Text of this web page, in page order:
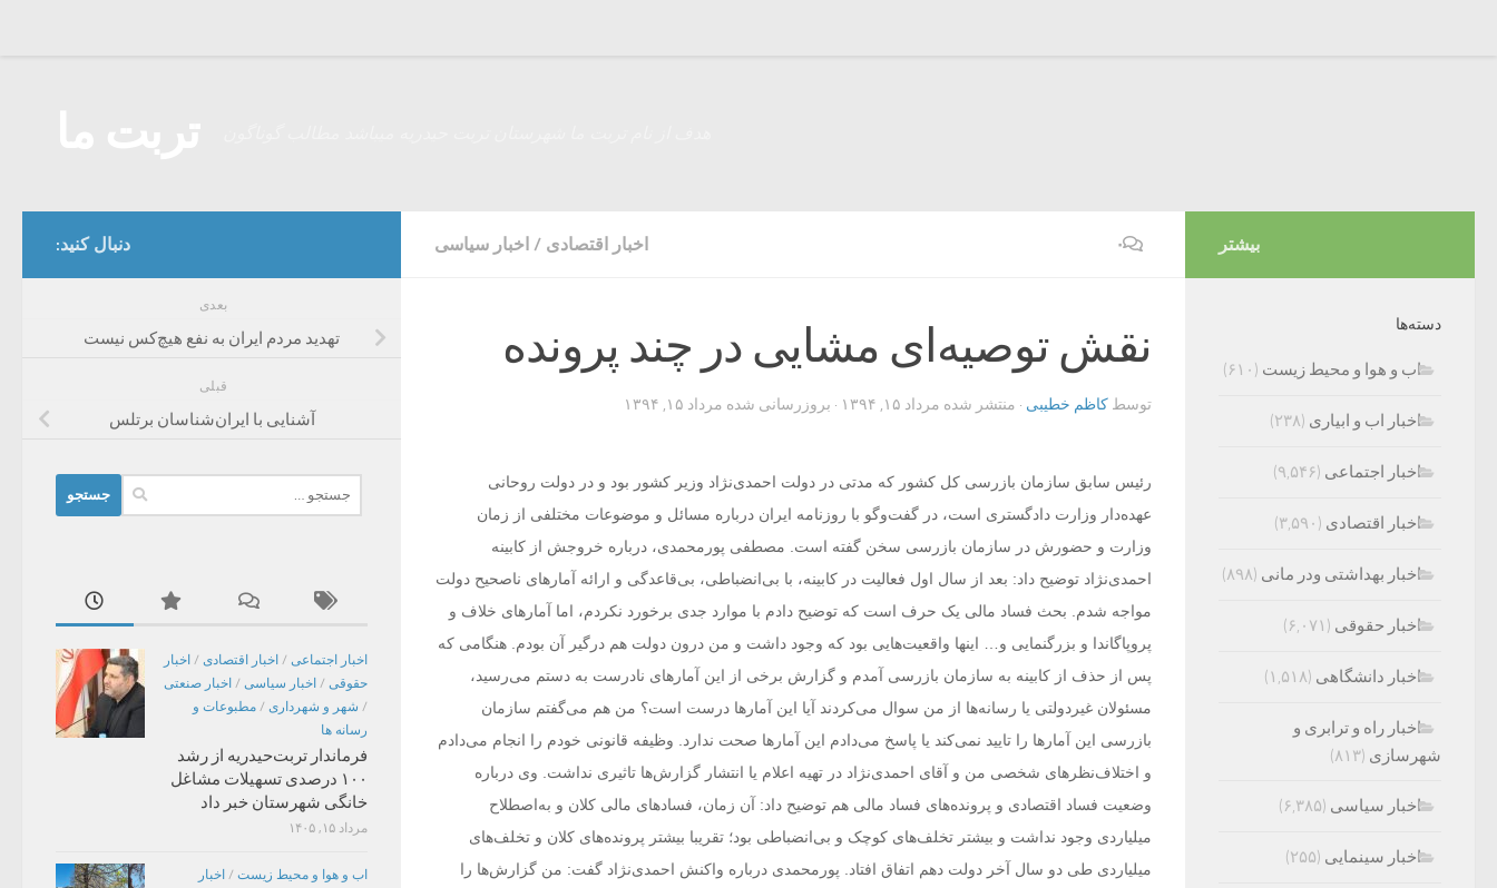
اخبار اقتصادی / اخبار سیاسی ۰
نقش توصیه‌ای مشایی در چند پرونده
توسط کاظم خطیبی · منتشر شده مرداد ۱۵, ۱۳۹۴ · بروزرسانی شده مرداد ۱۵, ۱۳۹۴
رئیس سابق سازمان بازرسی کل کشور که مدتی در دولت احمدی‌نژاد وزیر کشور بود و در دولت روحانی
عهده‌دار وزارت دادگستری است، در گفت‌وگو با روزنامه ایران درباره مسائل و موضوعات مختلفی از زمان
وزارت و حضورش در سازمان بازرسی سخن گفته است. مصطفی پورمحمدی، درباره خروجش از کابینه
احمدی‌نژاد توضیح داد: بعد از سال اول فعالیت در کابینه، با بی‌انضباطی، بی‌قاعدگی و ارائه آمارهای ناصحیح دولت
مواجه شدم. بحث فساد مالی یک حرف است که توضیح دادم با موارد جدی برخورد نکردم، اما آمارهای خلاف و
پروپاگاندا و بزرگنمایی و… اینها واقعیت‌هایی بود که وجود داشت و من درون دولت هم درگیر آن بودم. هنگامی که
پس از حذف از کابینه به سازمان بازرسی آمدم و گزارش برخی از این آمارهای نادرست به دستم می‌رسید،
مسئولان غیردولتی یا رسانه‌ها از من سوال می‌کردند آیا این آمارها درست است؟ من هم می‌گفتم سازمان
بازرسی این آمارها را تایید نمی‌کند یا پاسخ می‌دادم این آمارها صحت ندارد. وظیفه قانونی خودم را انجام می‌دادم
و اختلاف‌نظرهای شخصی من و آقای احمدی‌نژاد در تهیه اعلام یا انتشار گزارش‌ها تاثیری نداشت. وی درباره
وضعیت فساد اقتصادی و پرونده‌های فساد مالی هم توضیح داد: آن زمان، فسادهای مالی کلان و به‌اصطلاح
میلیاردی وجود نداشت و بیشتر تخلف‌های کوچک و بی‌انضباطی بود؛ تقریبا بیشتر پرونده‌های کلان و تخلف‌های
میلیاردی طی دو سال آخر دولت دهم اتفاق افتاد. پورمحمدی درباره واکنش احمدی‌نژاد گفت: من گزارش‌ها را
دنبال کنید:
بعدی
تهدید مردم ایران به نفع هیچ‌کس نیست
قبلی
آشنایی با ایران‌شناسان برتلس
برای:
اخبار اجتماعی / اخبار اقتصادی / اخبار
حقوقی / اخبار سیاسی / اخبار صنعتی
/ شهر و شهرداری / مطبوعات و
رسانه ها
فرماندار تربت‌حیدریه از رشد
۱۰۰ درصدی تسهیلات مشاغل
خانگی شهرستان خبر داد
مرداد ۱۵, ۱۴۰۵
اب و هوا و محیط زیست / اخبار
بیشتر
دسته‌ها
اب و هوا و محیط زیست (۶۱۰)
اخبار اب و ابیاری (۲۳۸)
اخبار اجتماعی (۹,۵۴۶)
اخبار اقتصادی (۳,۵۹۰)
اخبار بهداشتی ودر مانی (۸۹۸)
اخبار حقوقی (۶,۰۷۱)
اخبار دانشگاهی (۱,۵۱۸)
اخبار راه و ترابری و
شهرسازی (۸۱۳)
اخبار سیاسی (۶,۳۸۵)
اخبار سینمایی (۲۵۵)